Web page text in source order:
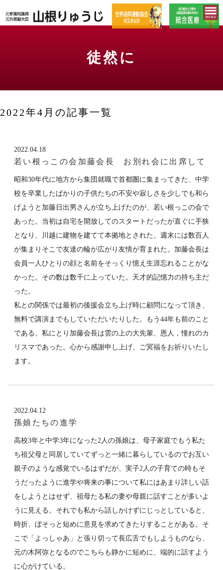
徒然に
2022年4月の記事一覧
2022.04.18
若い根っこの会加藤会長 お別れ会に出席して
昭和30年代に地方から集団就職で首都圏に集まってきた、中学
校を卒業したばかりの子供たちの不安や寂しさを少しでも和ら
げようと加藤日出男さんが立ち上げたのが、若い根っこの会で
あった。当初は自宅を開放してのスタートだったが直ぐに手狭
となり、川越に建物を建てて本拠地とされた。週末には数百人
が集まりそこで友達の輪が広がり友情が育まれた。加藤会長は
会員一人ひとりの顔と名前をそっくり憶え生涯忘れることがな
かった。その数は数千に上っていた。天才的記憶力の持ち主だ
った。
私との関係では最初の後援会立ち上げ時に顧問になって頂き、
無料で講演までもしていただいたりした。もう44年も前のこと
である。私にとり加藤会長は雲の上の大先輩、恩人，憧れのカ
リスマであった。心から感謝申し上げ、ご冥福をお祈りいたし
ます。
2022.04.12
孫娘たちの進学
高校3年と中学3年になった2人の孫娘は、母子家庭でもう私た
ち祖父母と同居していてずっと一緒に暮らしているのでお互い
親子のような感覚でいるはずだが、実子2人の子育ての時もそ
うだったように進学や将来の事について私にはあまり詳しい話
をしようとはせず、祖母たる私の妻や母親に話すことが多いよ
うに見える。それでも私から話しかけずにじっとしていると、
時折、ぼそっと短めに意見を求めてきたりすることがある。そ
こで「よっしゃあ」と張り切って長広舌でもしようものなら、
元の木阿弥となるのでこちらも静かに短めに、端的に話すよう
に心がけている。